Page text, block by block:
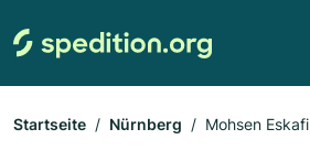
Startseite Nürnberg Mohsen Eskafi